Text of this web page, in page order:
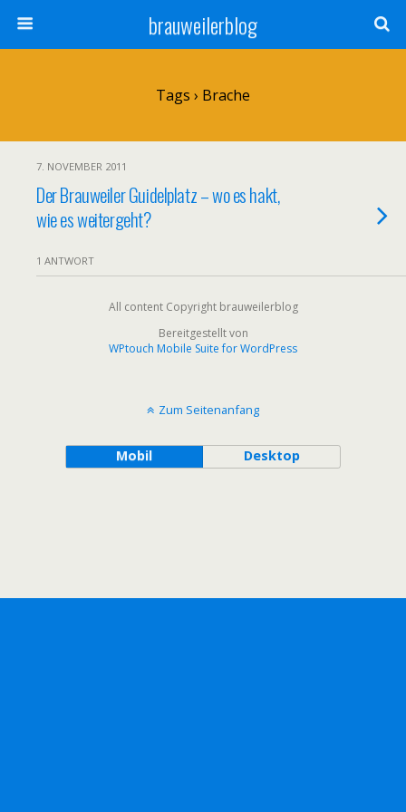
brauweilerblog
Tags › Brache
7. NOVEMBER 2011
Der Brauweiler Guidelplatz – wo es hakt,
wie es weitergeht?
1 ANTWORT
All content Copyright brauweilerblog
Bereitgestellt von
WPtouch Mobile Suite for WordPress
Zum Seitenanfang
Mobil Desktop